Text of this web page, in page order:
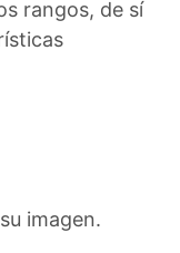
rangos, de sí
imagen.